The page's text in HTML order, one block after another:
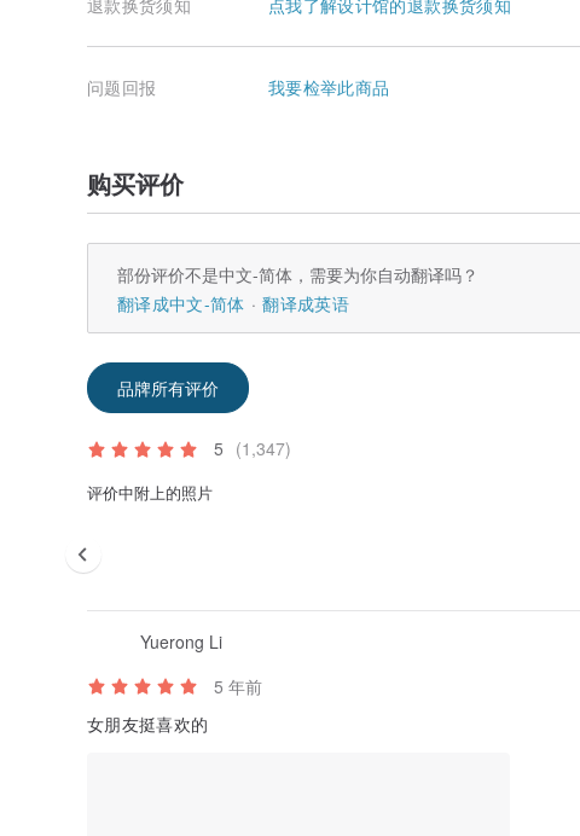
问题回报 我要检举此商品
购买评价
部份评价不是中文-简体，需要为你自动翻译吗？
翻译成中文-简体
翻译成英语
品牌所有评价
5 (1,347)
评价中附上的照片
Yuerong Li
5 年前
女朋友挺喜欢的